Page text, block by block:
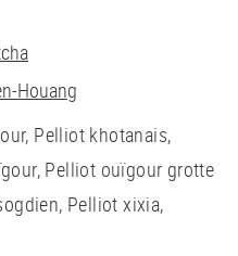
Houang
Pelliot khotanais,
Pelliot ouïgour grotte
Pelliot xixia,